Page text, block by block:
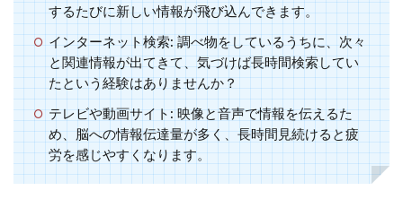
するたびに新しい情報が飛び込んできます。
インターネット検索:調べ物をしているうちに、次々
と関連情報が出てきて、気づけば長時間検索してい
たという経験はありませんか？
テレビや動画サイト:映像と音声で情報を伝えるた
め、脳への情報伝達量が多く、長時間見続けると疲
労を感じやすくなります。